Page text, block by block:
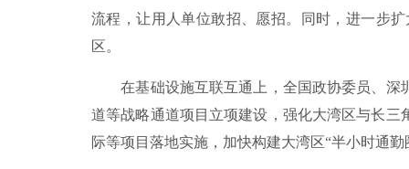
流程，让用人单位敢招、愿招。同时，进一步
区。
在基础设施互联互通上，全国政协委员、深
道等战略通道项目立项建设，强化大湾区与长
际等项目落地实施，加快构建大湾区“半小时通勤